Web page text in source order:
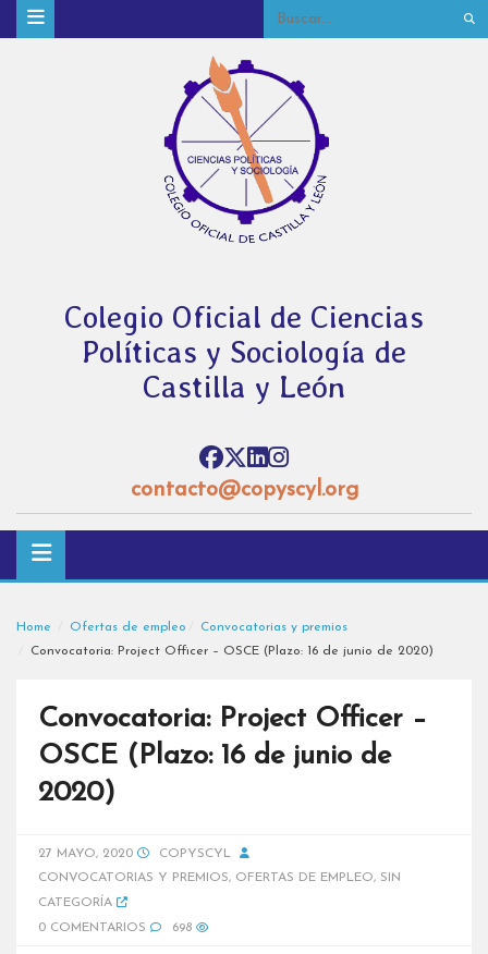
Colegio Oficial de Ciencias
Políticas y Sociología de
Castilla y León
contacto@copyscyl.org
Home Ofertas de empleo
Convocatorias y premios
Convocatoria: Project Officer – OSCE (Plazo: 16 de junio de 2020)
Convocatoria: Project Officer –
OSCE (Plazo: 16 de junio de
2020)
27 MAYO, 2020
COPYSCYL
CONVOCATORIAS Y PREMIOS, OFERTAS DE EMPLEO, SIN
CATEGORÍA
0 COMENTARIOS
698